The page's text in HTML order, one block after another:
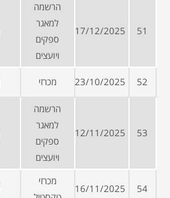
51
17/12/2025
הרשמה
למאגר
ספקים
ויועצים
52
23/10/2025 מכרזי
53
12/11/2025
הרשמה
למאגר
ספקים
ויועצים
54
16/11/2025
מכרזי